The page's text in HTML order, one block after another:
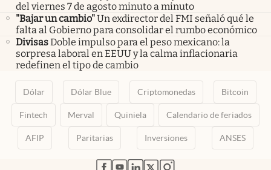
del viernes 7 de agosto minuto a minuto
"Bajar un cambio"Un exdirector del FMI señaló qué le
falta al Gobierno para consolidar el rumbo económico
DivisasDoble impulso para el peso mexicano: la
sorpresa laboral en EEUU y la calma inflacionaria
redefinen el tipo de cambio
Dólar Dólar Blue Criptomonedas Bitcoin
Fintech Merval Quiniela Calendario de feriados
AFIP Paritarias Inversiones ANSES
abre en nueva pestaña
abre en nueva pestaña
abre en nueva pestaña
abre en nueva pestaña
abre en nueva pestaña